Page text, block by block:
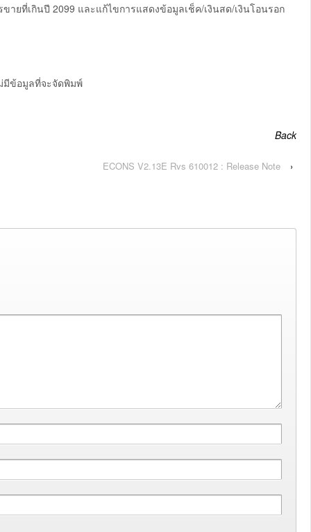
ยที่เกินปี 2099 และแก้ไขการแสดงข้อมูลเช็ค/เงินสด/เงินโอนรอก
มีข้อมูลที่จะจัดพิมพ์
Back
ECONS V2.13E Rvs 610012 : Release Note ›